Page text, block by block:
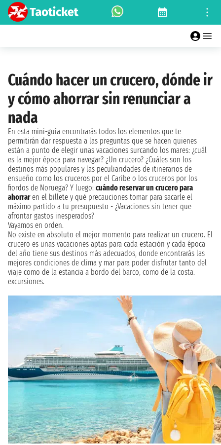
Cuándo hacer un crucero, dónde ir
y cómo ahorrar sin renunciar a
nada
En esta mini-guía encontrarás todos los elementos que te
permitirán dar respuesta a las preguntas que se hacen quienes
están a punto de elegir unas vacaciones surcando los mares: ¿cuál
es la mejor época para navegar? ¿Un crucero? ¿Cuáles son los
destinos más populares y las peculiaridades de itinerarios de
ensueño como los cruceros por el Caribe o los cruceros por los
fiordos de Noruega? Y luego: cuándo reservar un crucero para
ahorraren el billete y qué precauciones tomar para sacarle el
máximo partido a tu presupuesto - ¿Vacaciones sin tener que
afrontar gastos inesperados?
Vayamos en orden.
No existe en absoluto el mejor momento para realizar un crucero. El
crucero es unas vacaciones aptas para cada estación y cada época
del año tiene sus destinos más adecuados, donde encontrarás las
mejores condiciones de clima y mar para poder disfrutar tanto del
viaje como de la estancia a bordo del barco, como de la costa.
excursiones.